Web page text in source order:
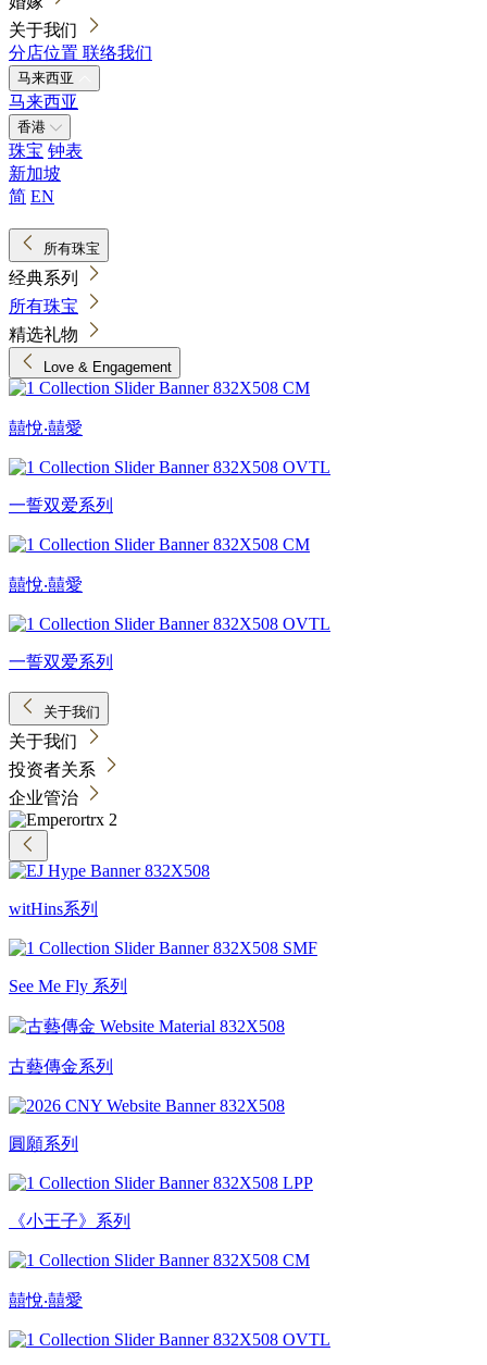
关于我们
分店位置 联络我们
马来西亚
马来西亚
香港
珠宝 钟表
新加坡
简 EN
所有珠宝
经典系列
所有珠宝
精选礼物
Love & Engagement
囍悅‧囍愛
一誓双爱系列
囍悅‧囍愛
一誓双爱系列
关于我们
关于我们
投资者关系
企业管治
witHins系列
See Me Fly 系列
古藝傳金系列
圓願系列
《小王子》系列
囍悅‧囍愛